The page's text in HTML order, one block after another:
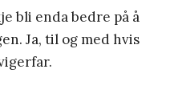
bli enda bedre på å
Ja, til og med hvis